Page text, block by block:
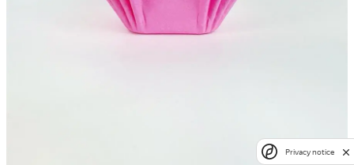
Privacy notice